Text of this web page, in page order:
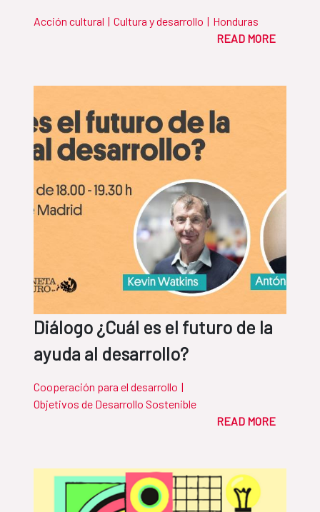
Acción cultural | Cultura y desarrollo | Honduras
READ MORE
Diálogo ¿Cuál es el futuro de la
ayuda al desarrollo?
Cooperación para el desarrollo |
Objetivos de Desarrollo Sostenible
READ MORE